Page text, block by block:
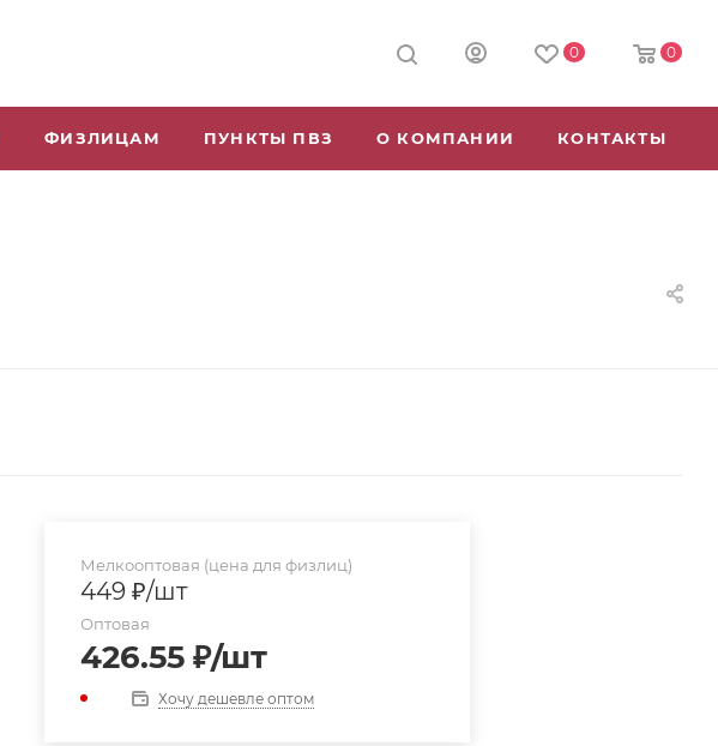
0 0
ФИЗЛИЦАМ ПУНКТЫ ПВЗ О КОМПАНИИ КОНТАКТЫ
Мелкооптовая (цена для физлиц)
449 ₽/шт
Оптовая
426.55 ₽/шт
Хочу дешевле оптом